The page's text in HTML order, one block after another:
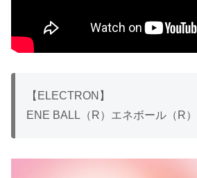
【ELECTRON】
ENE BALL（R）エネボール（R）